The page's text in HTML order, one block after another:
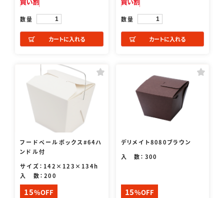
数量
カートに入れる
数量
カートに入れる
フードペールボックス#64ハ
ンドル付
サイズ：142×123×134h
入 数：200
15%OFF
デリメイト8080ブラウン
入 数：300
15%OFF